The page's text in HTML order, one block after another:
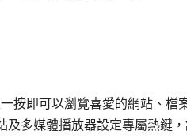
按即可以瀏覽喜愛的網站、檔
多媒體播放器設定專屬熱鍵